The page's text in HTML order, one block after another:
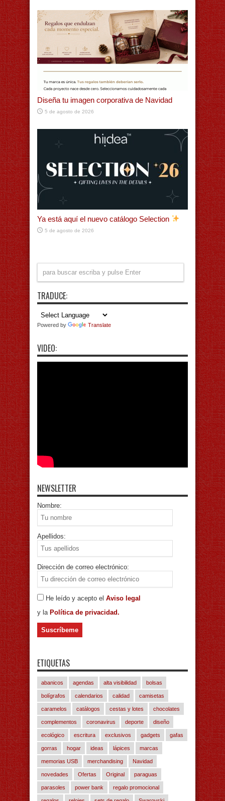
Diseña tu imagen corporativa de Navidad
5 de agosto de 2026
Ya está aquí el nuevo catálogo Selection
5 de agosto de 2026
TRADUCE:
Powered by Translate
VIDEO:
NEWSLETTER
Nombre:
Apellidos:
Dirección de correo electrónico:
He leído y acepto el Aviso legal
y la Política de privacidad.
ETIQUETAS
abanicos agendas alta visibilidad bolsas
bolígrafos calendarios calidad camisetas
caramelos catálogos cestas y lotes chocolates
complementos coronavirus deporte diseño
ecológico escritura exclusivos gadgets gafas
gorras hogar ideas lápices marcas
memorias USB merchandising Navidad
novedades Ofertas Original paraguas
parasoles power bank regalo promocional